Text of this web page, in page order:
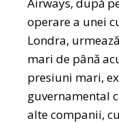
operare a unei
Londra,
mari de până
presiuni mari,
guvernamental
alte companii,